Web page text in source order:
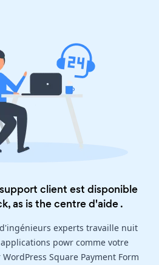
client est disponible
as is thecentre d'aide.
experts travaille nuit
powr comme votre
Square Payment Form